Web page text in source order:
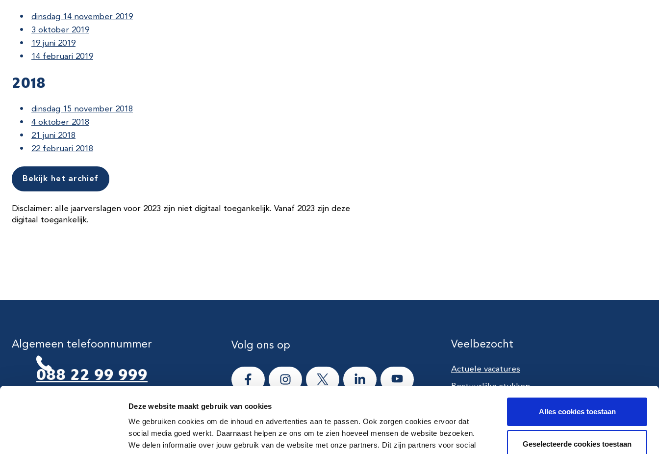
Deze website maakt gebruik van cookies
We gebruiken cookies om de inhoud en advertenties aan te passen. Ook zorgen cookies ervoor dat
social media goed werkt. Daarnaast helpen ze ons om te zien hoeveel mensen de website bezoeken.
We delen informatie over jouw gebruik van de website met onze partners. Dit zijn partners voor social
Alles cookies toestaan
Geselecteerde cookies toestaan
dinsdag 14 november 2019
3 oktober 2019
19 juni 2019
14 februari 2019
2018
dinsdag 15 november 2018
4 oktober 2018
21 juni 2018
22 februari 2018
Bekijk het archief
Disclaimer: alle jaarverslagen voor 2023 zijn niet digitaal toegankelijk. Vanaf 2023 zijn deze
digitaal toegankelijk.
Algemeen telefoonnummer
088 22 99 999
Maandag t/m vrijdag van 8.00-17.00 uur
Volg ons op
Ga naar Facebook
Ga naar Instagram
Ga naar XGa naar LinkedInGa naar Youtube
Veelbezocht
Actuele vacatures
Bestuurlijke stukken
Werken als crisisfunctionaris
Contact en route